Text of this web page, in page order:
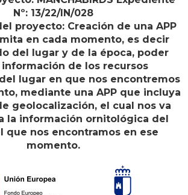
Nº: 13/22/IN/028
proyecto: Creación de una APP
en cada momento, es decir
del lugar y de la época, poder
de los recursos
lugar en que nos encontremos
mediante una APP que incluya
geolocalización, el cual nos va
la información ornitológica del
que nos encontramos en ese
momento.